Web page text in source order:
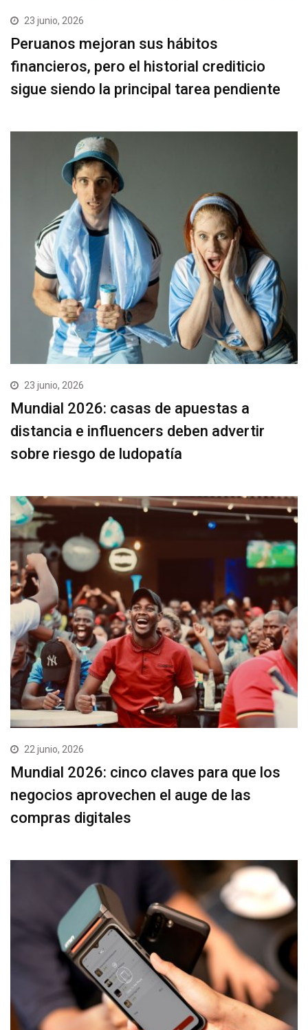
23 junio, 2026
Peruanos mejoran sus hábitos
financieros, pero el historial crediticio
sigue siendo la principal tarea pendiente
23 junio, 2026
Mundial 2026: casas de apuestas a
distancia e influencers deben advertir
sobre riesgo de ludopatía
22 junio, 2026
Mundial 2026: cinco claves para que los
negocios aprovechen el auge de las
compras digitales